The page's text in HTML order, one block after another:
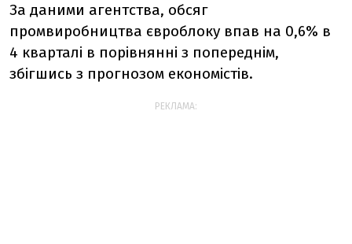
За даними агентства, обсяг
промвиробництва євроблоку впав на 0,6% в
4 кварталі в порівнянні з попереднім,
збігшись з прогнозом економістів.
РЕКЛАМА: